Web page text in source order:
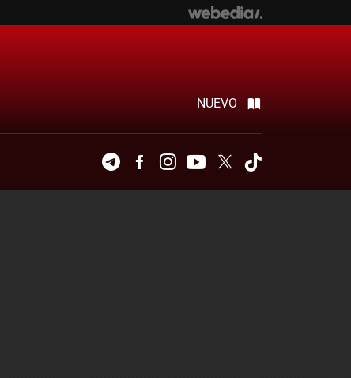
NUEVO
TelegramFacebookInstagramYoutubeTwitter